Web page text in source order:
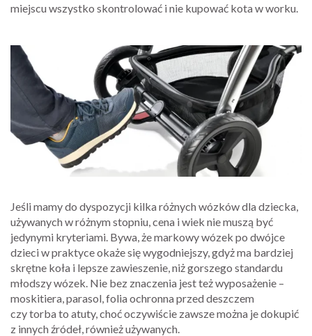
miejscu wszystko skontrolować i nie kupować kota w worku.
Jeśli mamy do dyspozycji kilka różnych wózków dla dziecka,
używanych w różnym stopniu, cena i wiek nie muszą być
jedynymi kryteriami. Bywa, że markowy wózek po dwójce
dzieci w praktyce okaże się wygodniejszy, gdyż ma bardziej
skrętne koła i lepsze zawieszenie, niż gorszego standardu
młodszy wózek. Nie bez znaczenia jest też wyposażenie –
moskitiera, parasol, folia ochronna przed deszczem
czy torba to atuty, choć oczywiście zawsze można je dokupić
z innych źródeł, również używanych.